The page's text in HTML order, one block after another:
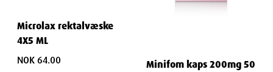
Microlax rektalvæske
4X5 ML
NOK 64.00
Minifom kaps 200mg 50